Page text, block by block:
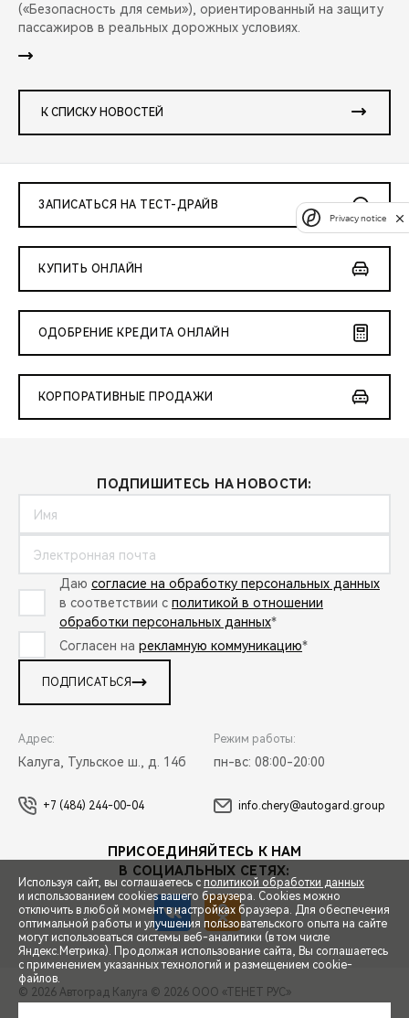
СПЕЦПРЕДЛОЖЕНИЯ
ЗАПИСЬ НА ТЕСТ-ДРАЙВ
(«Безопасность для семьи»), ориентированный на защиту
пассажиров в реальных дорожных условиях.
К СПИСКУ НОВОСТЕЙ
ЗАПИСАТЬСЯ НА ТЕСТ-ДРАЙВ
КУПИТЬ ОНЛАЙН
ОДОБРЕНИЕ КРЕДИТА ОНЛАЙН
КОРПОРАТИВНЫЕ ПРОДАЖИ
ПОДПИШИТЕСЬ НА НОВОСТИ:
Даю согласие на обработку персональных данных
в соответствии с политикой в отношении
обработки персональных данных*
Согласен на рекламную коммуникацию*
ПОДПИСАТЬСЯ
Адрес:
Калуга, Тульское ш., д. 14б
Режим работы:
пн-вс: 08:00-20:00
+7 (484) 244-00-04 info.chery@autogard.group
ПРИСОЕДИНЯЙТЕСЬ К НАМ
В СОЦИАЛЬНЫХ СЕТЯХ:
© 2026 Автоград Калуга © 2026 ООО «ТЕНЕТ РУС»
Используя сайт, вы соглашаетесь с политикой обработки данных
и использованием cookies вашего браузера. Cookies можно
отключить в любой момент в настройках браузера. Для обеспечения
оптимальной работы и улучшения пользовательского опыта на сайте
могут использоваться системы веб-аналитики (в том числе
Яндекс.Метрика). Продолжая использование сайта, Вы соглашаетесь
с применением указанных технологий и размещением cookie-
файлов.
Privacy notice